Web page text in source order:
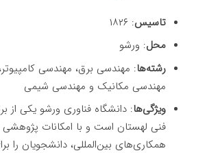
تاسیس: ۱۸۲۶
محل: ورشو
رشته‌ها: مهندسی برق، مهندسی
مهندسی مکانیک و مهندسی شیمی
ویژگی‌ها: دانشگاه فناوری ورشو یکی از
فنی لهستان است و با امکانات
همکاری‌های بین‌المللی، دانشجویان را